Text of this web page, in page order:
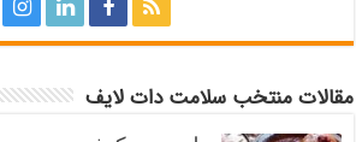
مقالات منتخب سلامت دات لایف